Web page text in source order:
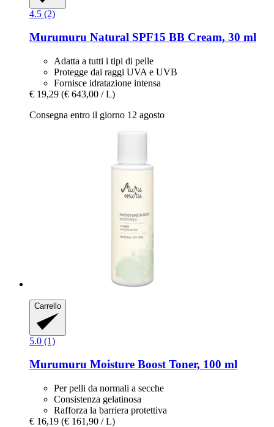
4.5 (2)
Murumuru Natural SPF15 BB Cream, 30 ml
Adatta a tutti i tipi di pelle
Protegge dai raggi UVA e UVB
Fornisce idratazione intensa
€ 19,29 (€ 643,00 / L)
Consegna entro il giorno 12 agosto
Carrello
5.0 (1)
Murumuru Moisture Boost Toner, 100 ml
Per pelli da normali a secche
Consistenza gelatinosa
Rafforza la barriera protettiva
€ 16,19 (€ 161,90 / L)